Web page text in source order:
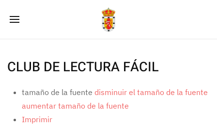
CLUB DE LECTURA FÁCIL
tamaño de la fuente disminuir el tamaño de la fuente
aumentar tamaño de la fuente
Imprimir